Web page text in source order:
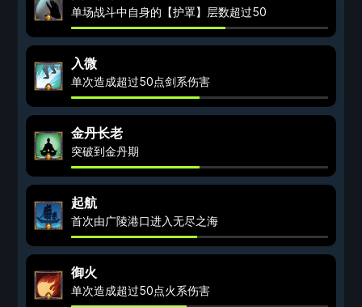
单场战斗中自身的【护罩】层数超过50
入微
单次造成超过50点剑系伤害
金丹长老
突破到金丹期
起航
首次由广陵港口进入无尽之海
御火
单次造成超过50点火系伤害